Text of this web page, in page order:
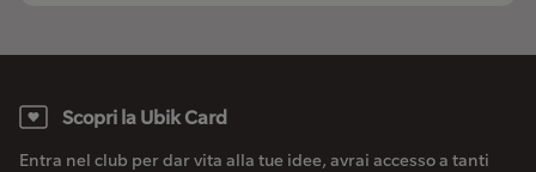
Scopri la Ubik Card
Entra nel club per dar vita alla tue idee, avrai accesso a tanti